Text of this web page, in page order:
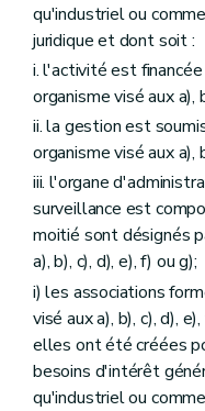
qu'industriel ou
juridique et dont soit :
i. l'activité est
organisme visé aux a),
ii. la gestion est
organisme visé aux a),
iii. l'organe
surveillance est
moitié sont désignés
a), b), c), d), e), f) ou g);
i) les associations
visé aux a), b), c), d),
elles ont été créées
besoins d'intérêt
qu'industriel ou